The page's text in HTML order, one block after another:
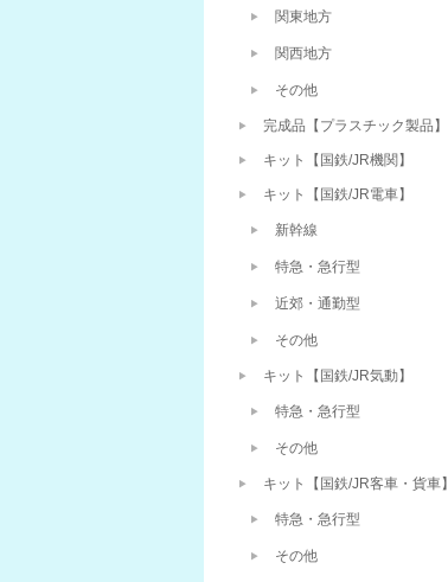
関東地方
関西地方
その他
完成品【プラスチック製品】
キット【国鉄/JR機関】
キット【国鉄/JR電車】
新幹線
特急・急行型
近郊・通勤型
その他
キット【国鉄/JR気動】
特急・急行型
その他
キット【国鉄/JR客車・貨車】
特急・急行型
その他